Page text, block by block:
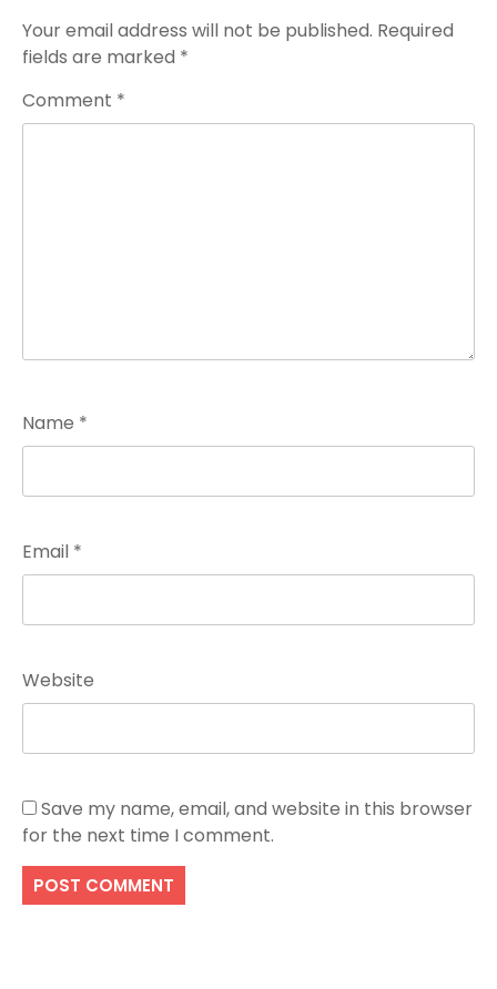
Your email address will not be published. Required
fields are marked *
Comment *
Name *
Email *
Website
Save my name, email, and website in this browser
for the next time I comment.